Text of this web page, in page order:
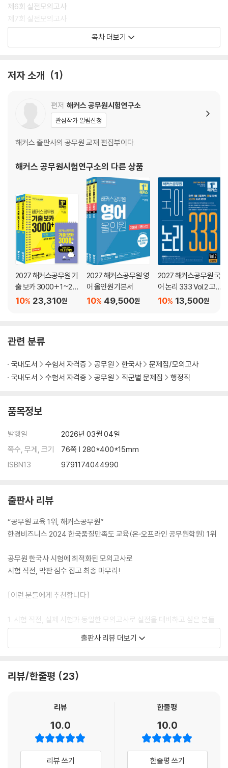
제6회 실전모의고사
제7회 실전모의고사
제8회 실전모의고사
[약점 보완 해설집]
제2회 실전모의고사 정답 및 해설
제3회 실전모의고사 정답 및 해설
제4회 실전모의고사 정답 및 해설
제5회 실전모의고사 정답 및 해설
제7회 실전모의고사 정답 및 해설
제8회 실전모의고사 정답 및 해설
목차 더보기
저자 소개 1
편저 해커스 공무원시험연구소
관심작가 알림신청
해커스 출판사의 공무원 교재 편집부이다.
해커스 공무원시험연구소의 다른 상품
2027 해커스공무원 기
출 보카 3000+ 1~2권
+영어단어 미니암기장
23,310원
10%
2027 해커스공무원 영
어 올인원 기본서
49,500원
10%
2027 해커스공무원 국
어 논리 333 Vol.2 고
난도 13,500원
10%
관련 분류
국내도서 수험서 자격증 공무원 한국사
문제집/모의고사
국내도서
수험서 자격증 공무원 직군별 문제집 행정직
품목정보
발행일
2026년 03월 04일
쪽수, 무게, 크기
76쪽 | 280*400*15mm
ISBN13
9791174044990
출판사 리뷰
“공무원 교육 1위, 해커스공무원”
한경비즈니스 2024 한국품질만족도 교육(온·오프라인 공무원학원) 1위
공무원 한국사 시험에 최적화된 모의고사로
시험 직전, 막판 점수 잡고 최종 마무리!
[이런 분들에게 추천합니다]
1. 시험 직전, 실제 시험과 동일한 모의고사로 실전을 대비하고 싶은 분들
2. 공무원 한국사 시험의 출제경향이 철저하게 반영된 모의고사로 실전 감
3. 상세한 해설과 모바일 성적 분석 서비스를 통해 본인의 취약점을 파악
1. 2026 최신개정판! 실제 시험을 그대로 반영한 모의고사 8회분으로 완
벽한 실전 대비!
출판사 리뷰 더보기
리뷰/한줄평 23
리뷰
10.0
리뷰 쓰기
한줄평
10.0
한줄평 쓰기